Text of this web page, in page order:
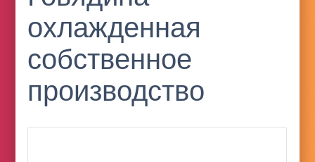
охлажденная
собственное
производство